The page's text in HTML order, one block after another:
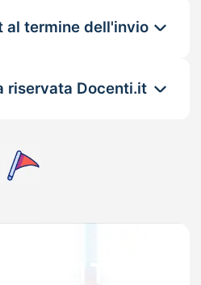
al termine dell'invio
riservata Docenti.it